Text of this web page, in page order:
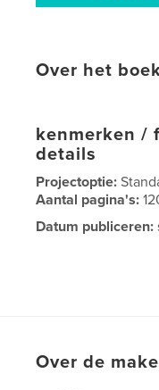
Over het
kenmerken /
details
Projectoptie:
Aantal pagina's:
Datum publiceren:
Over de